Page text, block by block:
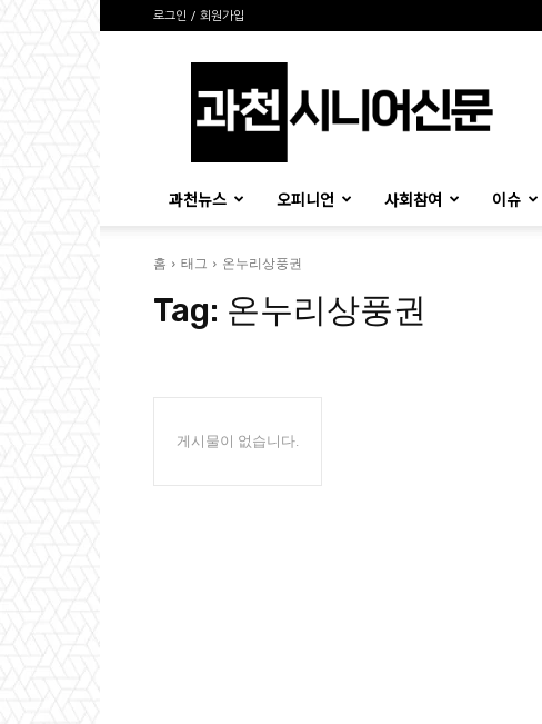
로그인 / 회원가입
시
과천뉴스 오피니언 사회참여 이슈
홈 태그 온누리상풍권
Tag: 온누리상풍권
게시물이 없습니다.